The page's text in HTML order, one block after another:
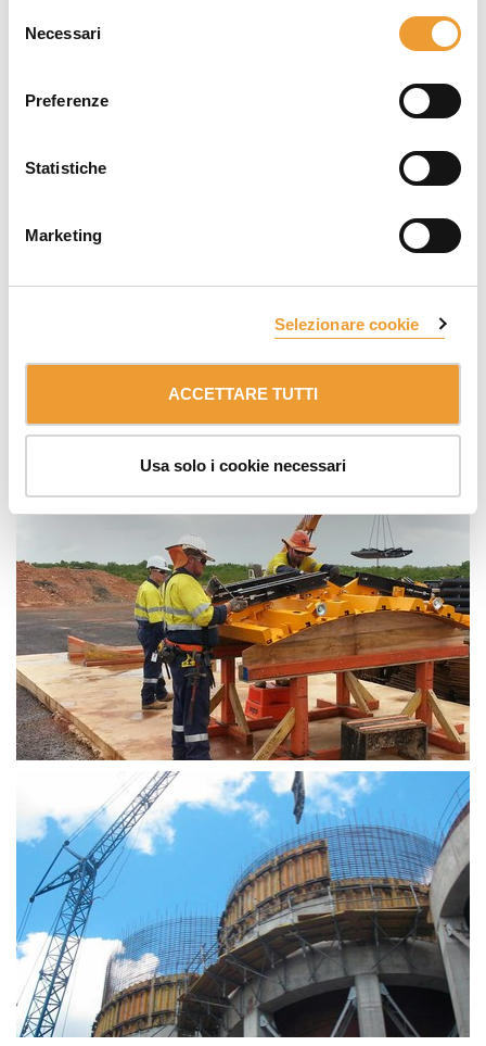
ACCETTA LA SELEZIONE.
delNecessari
Preferenze
Statistiche
Marketing
Selezionare cookie
ACCETTARE TUTTI
Usa solo i cookie necessari